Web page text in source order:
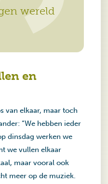
wereld
en
van elkaar, maar toch
“We hebben ieder
dinsdag werken we
we vullen elkaar
maar vooral ook
meer op de muziek.